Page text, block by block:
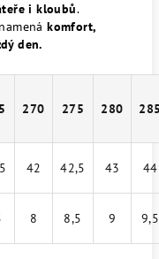
i kloubů.
komfort,
den.
270 275 280
42 42,5 43 44
8 8,5 9 9,5